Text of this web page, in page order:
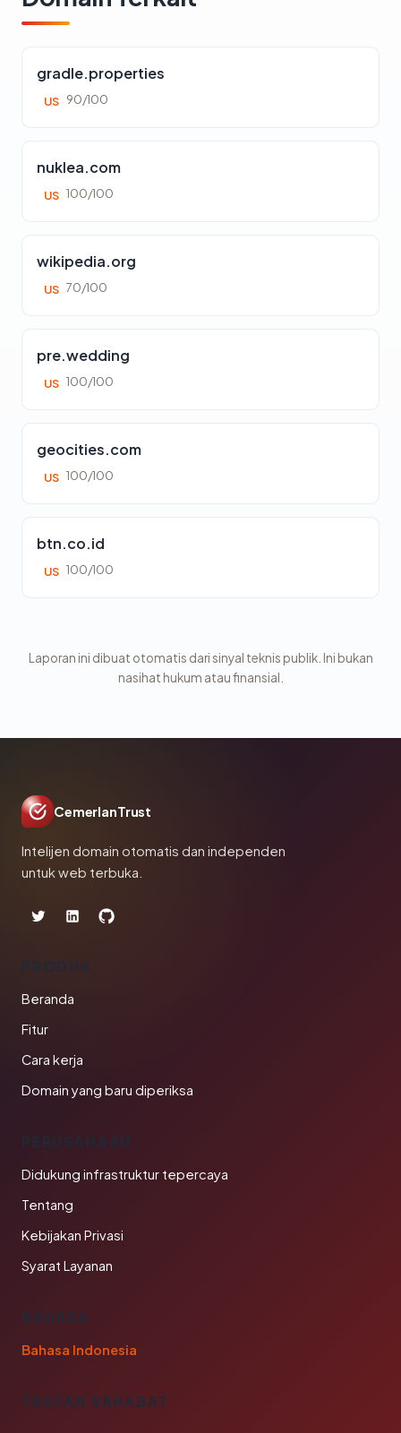
gradle.properties
US 90/100
nuklea.com
US 100/100
wikipedia.org
US 70/100
pre.wedding
US 100/100
geocities.com
US 100/100
btn.co.id
US 100/100
Laporan ini dibuat otomatis dari sinyal teknis publik. Ini bukan
nasihat hukum atau finansial.
CemerlanTrust
Intelijen domain otomatis dan independen
untuk web terbuka.
PRODUK
Beranda
Fitur
Cara kerja
Domain yang baru diperiksa
PERUSAHAAN
Didukung infrastruktur tepercaya
Tentang
Kebijakan Privasi
Syarat Layanan
BAHASA
Bahasa Indonesia
TAUTAN SAHABAT